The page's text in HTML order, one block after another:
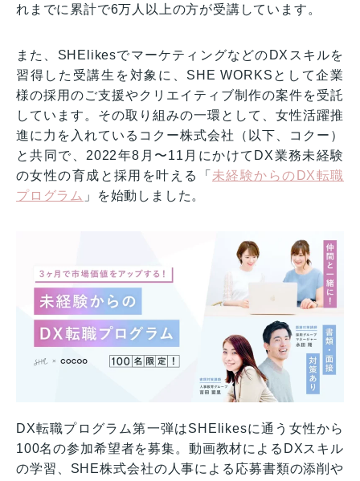
れまでに累計で6万人以上の方が受講しています。
また、SHElikesでマーケティングなどのDXスキルを
習得した受講生を対象に、SHE WORKSとして企業
様の採用のご支援やクリエイティブ制作の案件を受託
しています。その取り組みの一環として、女性活躍推
進に力を入れているコクー株式会社（以下、コクー）
と共同で、2022年8月〜11月にかけてDX業務未経験
の女性の育成と採用を叶える「 未経験からのDX転職
プログラム 」を始動しました。
DX転職プログラム第一弾はSHElikesに通う女性から
100名の参加希望者を募集。動画教材によるDXスキル
の学習、SHE株式会社の人事による応募書類の添削や